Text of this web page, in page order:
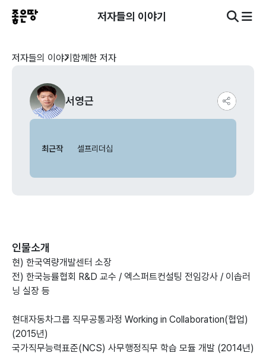
저자들의 이야기
저자들의 이야기 함께한 저자
서영근
최근작 셀프리더십
인물소개
현) 한국역량개발센터 소장
전) 한국능률협회 R&D 교수 / 엑스퍼트컨설팅 전임강사 / 이솝러
닝 실장 등
현대자동차그룹 직무공통과정 Working in Collaboration(협업)
(2015년)
국가직무능력표준(NCS) 사무행정직무 학습 모듈 개발 (2014년)